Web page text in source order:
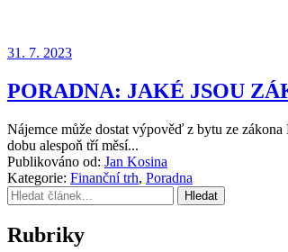
31. 7. 2023
PORADNA: JAKÉ JSOU
Nájemce může dostat výpověď z bytu ze
dobu alespoň tří měsí...
Publikováno od: Jan Kosina
Kategorie: Finanční trh, Poradna
Hledat
Rubriky